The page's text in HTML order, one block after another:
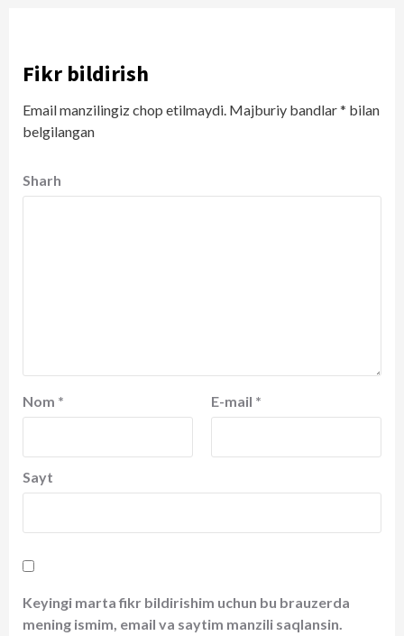
Fikr bildirish
Email manzilingiz chop etilmaydi. Majburiy bandlar* bilan
belgilangan
Sharh
Nom * E-mail *
Sayt
Keyingi marta fikr bildirishim uchun bu brauzerda
mening ismim, email va saytim manzili saqlansin.